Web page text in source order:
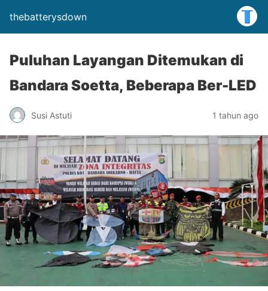
thebatterysdown
Puluhan Layangan Ditemukan di
Bandara Soetta, Beberapa Ber-LED
Susi Astuti 1 tahun ago